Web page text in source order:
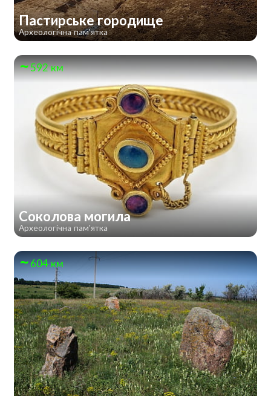
Пастирське городище
Археологічна пам'ятка
592 км
Соколова могила
Археологічна пам'ятка
604 км